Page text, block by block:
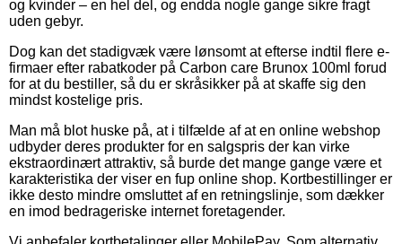
og kvinder – en hel del, og endda nogle gange sikre fragt
uden gebyr.
Dog kan det stadigvæk være lønsomt at efterse indtil flere e-
firmaer efter rabatkoder på Carbon care Brunox 100ml forud
for at du bestiller, så du er skråsikker på at skaffe sig den
mindst kostelige pris.
Man må blot huske på, at i tilfælde af at en online webshop
udbyder deres produkter for en salgspris der kan virke
ekstraordinært attraktiv, så burde det mange gange være et
karakteristika der viser en fup online shop. Kortbestillinger er
ikke desto mindre omsluttet af en retningslinje, som dækker
en imod bedrageriske internet foretagender.